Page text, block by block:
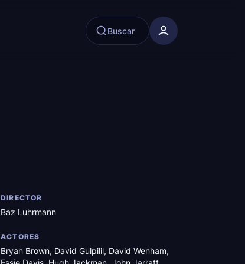
Buscar
DIRECTOR
Baz Luhrmann
ACTORES
Bryan Brown, David Gulpilil, David Wenham,